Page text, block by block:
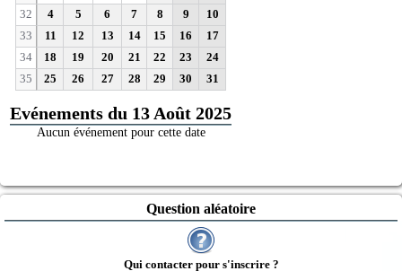
Question aléatoire
Qui contacter pour s'inscrire ?
32
4 5 6 7 8 9
10
33
11 12 13 14 15 16
17
34
18 19 20 21 22 23
24
35
25 26 27 28 29 30 31
Evénements du 13 Août 2025
Aucun événement pour cette date